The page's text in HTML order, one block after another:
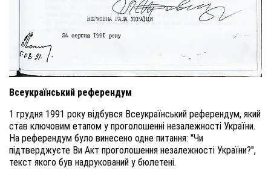
Всеукраїнський референдум
1 грудня 1991 року відбувся Всеукраїнський референдум, який
став ключовим етапом у проголошенні незалежності України.
На референдум було винесено одне питання: "Чи
підтверджуєте Ви Акт проголошення незалежності України?",
текст якого був надрукований у бюлетені.